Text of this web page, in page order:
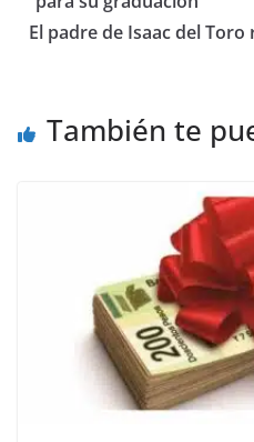
o p
El padre de Isaac del
También te